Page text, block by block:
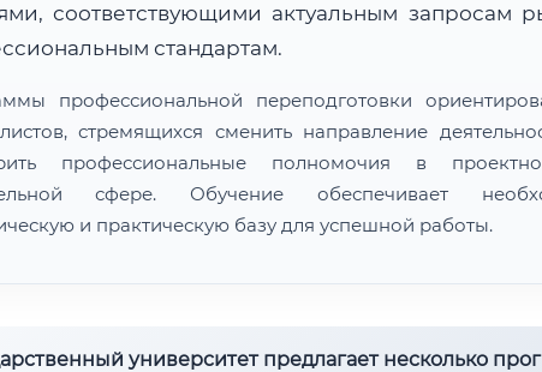
соответствующими актуальным запросам
стандартам.
профессиональной переподготовки
стремящихся сменить направление
профессиональные полномочия в
сфере. Обучение обеспечивает
и практическую базу для успешной работы.
университет предлагает несколько